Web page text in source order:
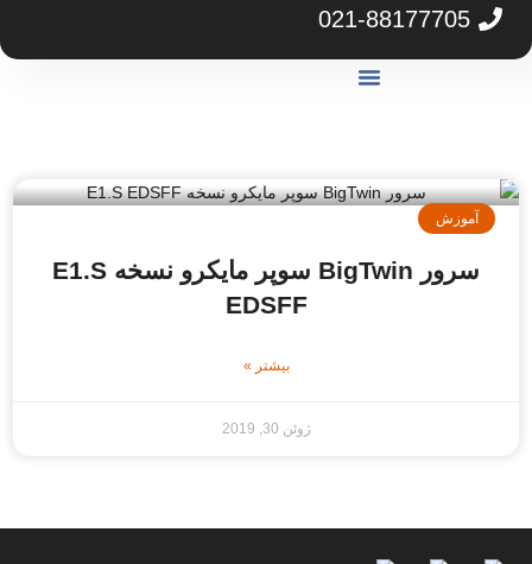
021-88177705
سرور BigTwin سوپر مایکرو نسخه E1.S
EDSFF